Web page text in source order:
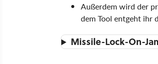
Außerdem wird der
dem Tool entgeht ihr
Missile-Lock-On-